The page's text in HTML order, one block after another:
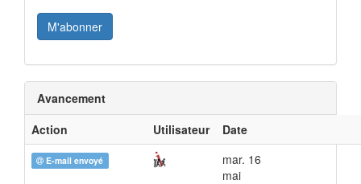
Avancement
Action
Utilisateur Date
E-mail envoyé
mar. 16
mai